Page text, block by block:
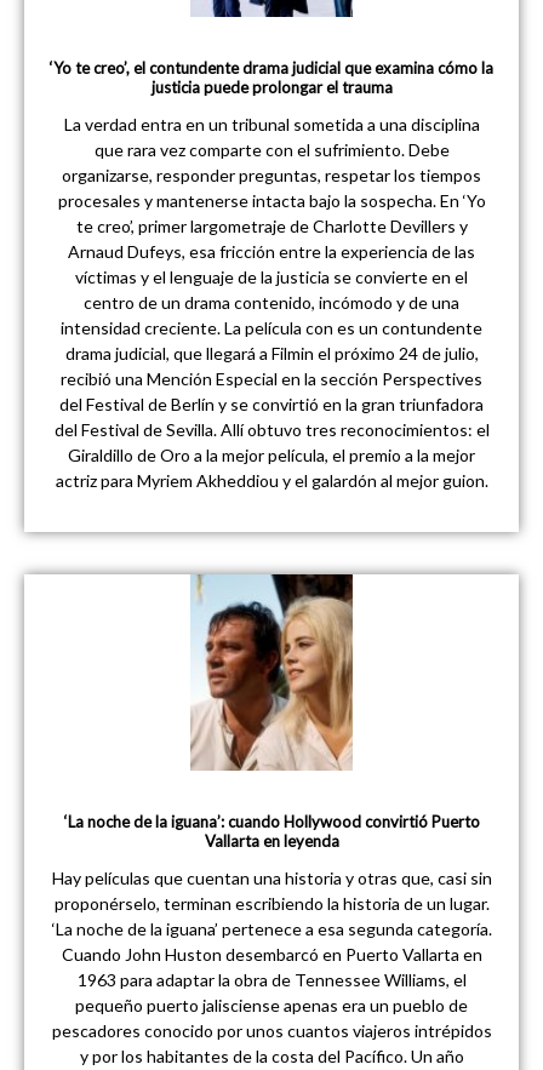
‘Yo te creo’, el contundente drama judicial que examina cómo la
justicia puede prolongar el trauma
La verdad entra en un tribunal sometida a una disciplina
que rara vez comparte con el sufrimiento. Debe
organizarse, responder preguntas, respetar los tiempos
procesales y mantenerse intacta bajo la sospecha. En ‘Yo
te creo’, primer largometraje de Charlotte Devillers y
Arnaud Dufeys, esa fricción entre la experiencia de las
víctimas y el lenguaje de la justicia se convierte en el
centro de un drama contenido, incómodo y de una
intensidad creciente. La película con es un contundente
drama judicial, que llegará a Filmin el próximo 24 de julio,
recibió una Mención Especial en la sección Perspectives
del Festival de Berlín y se convirtió en la gran triunfadora
del Festival de Sevilla. Allí obtuvo tres reconocimientos: el
Giraldillo de Oro a la mejor película, el premio a la mejor
actriz para Myriem Akheddiou y el galardón al mejor guion.
‘La noche de la iguana’: cuando Hollywood convirtió Puerto
Vallarta en leyenda
Hay películas que cuentan una historia y otras que, casi sin
proponérselo, terminan escribiendo la historia de un lugar.
‘La noche de la iguana’ pertenece a esa segunda categoría.
Cuando John Huston desembarcó en Puerto Vallarta en
1963 para adaptar la obra de Tennessee Williams, el
pequeño puerto jalisciense apenas era un pueblo de
pescadores conocido por unos cuantos viajeros intrépidos
y por los habitantes de la costa del Pacífico. Un año